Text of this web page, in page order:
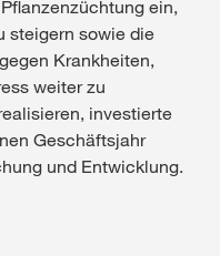
ein,
steigern sowie die
Krankheiten,
weiter zu
investierte
Geschäftsjahr
und Entwicklung.